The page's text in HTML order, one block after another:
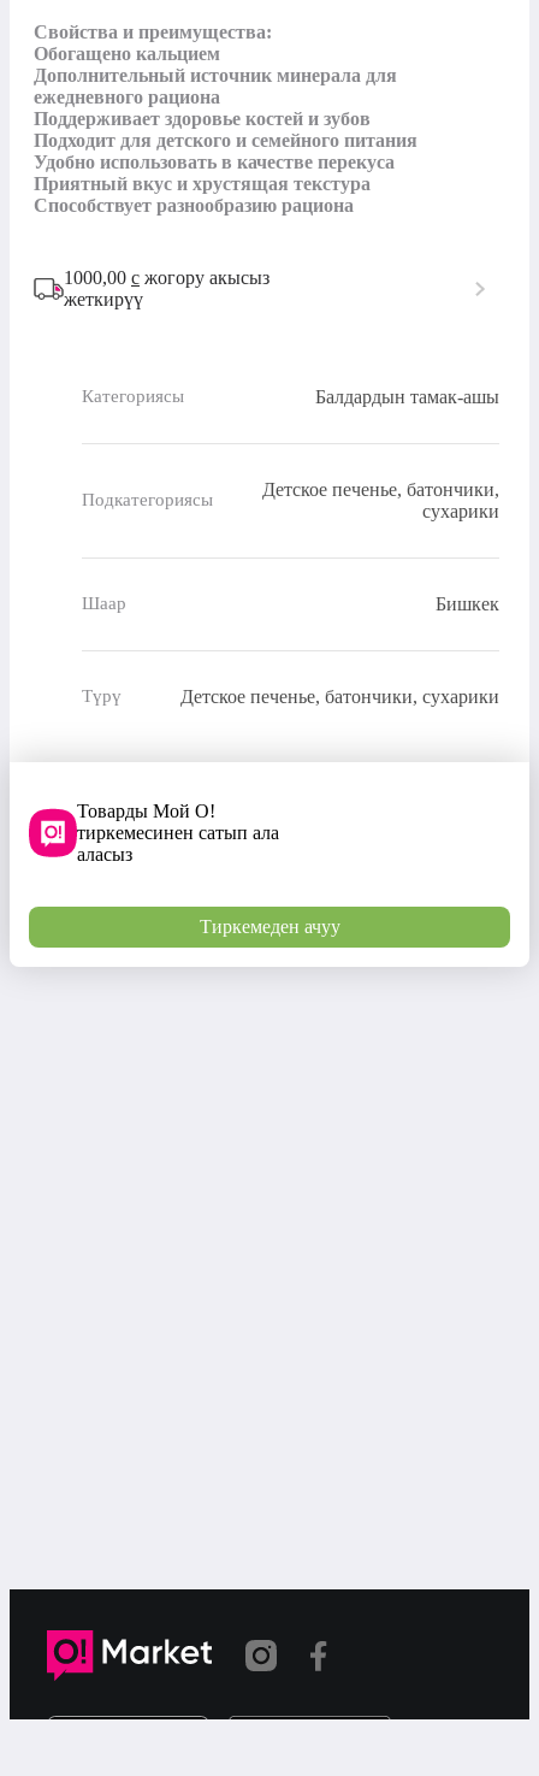
Свойства и преимущества:
Обогащено кальцием
Дополнительный источник минерала для
ежедневного рациона
Поддерживает здоровье костей и зубов
Подходит для детского и семейного питания
Удобно использовать в качестве перекуса
Приятный вкус и хрустящая текстура
Способствует разнообразию рациона
1000,00 с жогору акысыз
жеткирүү
Категориясы Балдардын тамак-ашы
Подкатегориясы
Детское печенье, батончики,
сухарики
Шаар Бишкек
Түрү Детское печенье, батончики, сухарики
Товарды Мой О!
тиркемесинен сатып ала
аласыз
Тиркемеден ачуу